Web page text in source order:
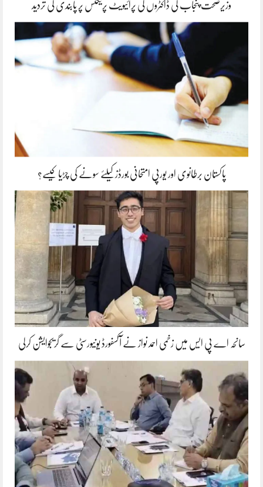
وزیرصحت پنجاب کی ڈاکٹروں کی پرائیویٹ پریکٹس پر پابندی کی تردید
پاکستان برطانوی اور یورپی امتحانی بورڈز کیلئے سونے کی چڑیا کیسے؟
سانحہ اے پی ایس میں زخمی احمد نواز نے آکسفورڈ یونیورسٹی سے گریجوایشن کرلی